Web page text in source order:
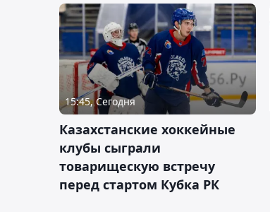
15:45, Сегодня
Казахстанские хоккейные
клубы сыграли
товарищескую встречу
перед стартом Кубка РК